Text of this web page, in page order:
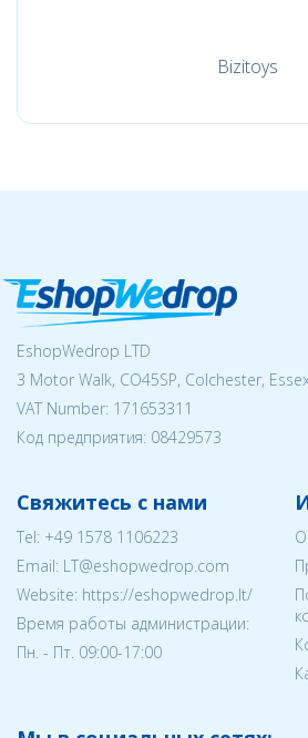
Bizitoys
EshopWedrop LTD
3 Motor Walk, CO45SP, Colchester,
VAT Number: 171653311
Код предприятия: 08429573
Свяжитесь с нами
Tel: +49 1578 1106223
Email: LT@eshopwedrop.com
Website: https://eshopwedrop.lt/
Время работы администрации:
Пн. - Пт. 09:00-17:00